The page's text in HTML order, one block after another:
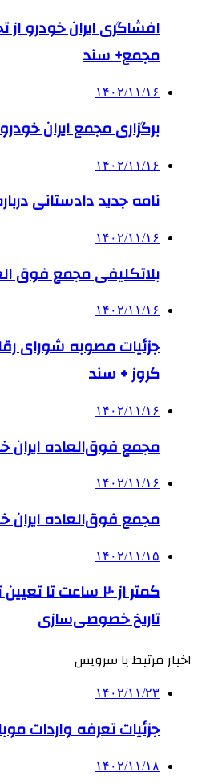
افشاگری ایران خودرو از
مجمع+ سند
۱۴۰۲/۱۱/۱۶
برگزاری مجمع ایران
۱۴۰۲/۱۱/۱۶
نامه جدید دادستانی
۱۴۰۲/۱۱/۱۶
بلاتکلیفی مجمع فوق
۱۴۰۲/۱۱/۱۶
جزئیات مصوبه شورای
کروز + سند
۱۴۰۲/۱۱/۱۶
مجمع فوق‌العاده ایران
۱۴۰۲/۱۱/۱۶
مجمع فوق‌العاده
۱۴۰۲/۱۱/۱۵
کمتر از ۲۰ ساعت تا
تاریخ خصوصی‌سازی
اخبار مرتبط با سرویس
۱۴۰۲/۱۱/۲۳
جزئیات تعرفه واردات موبایل
۱۴۰۲/۱۱/۱۸